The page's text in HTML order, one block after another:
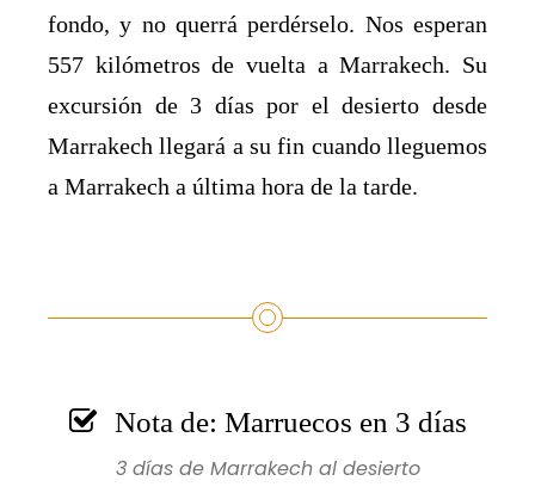
fondo, y no querrá perdérselo. Nos esperan
557 kilómetros de vuelta a Marrakech. Su
excursión de 3 días por el desierto desde
Marrakech llegará a su fin cuando lleguemos
a Marrakech a última hora de la tarde.
Nota de: Marruecos en 3 días
3 días de Marrakech al desierto